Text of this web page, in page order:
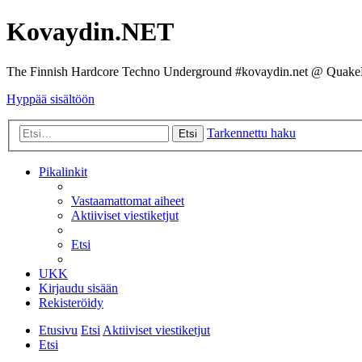
Kovaydin.NET
The Finnish Hardcore Techno Underground #kovaydin.net @
Hyppää sisältöön
Etsi Tarkennettu haku
Pikalinkit
Vastaamattomat aiheet
Aktiiviset viestiketjut
Etsi
UKK
Kirjaudu sisään
Rekisteröidy
Etusivu EtsiAktiiviset viestiketjut
Etsi